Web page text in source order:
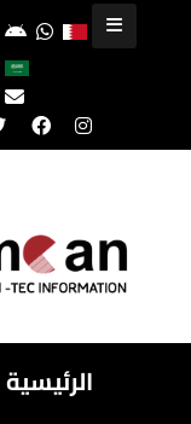
الرئيسية